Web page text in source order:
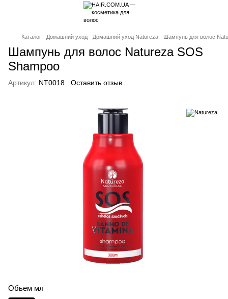
Каталог Домашний уход Домашний уход Natureza Шампунь для волос
Шампунь для волос Natureza SOS
Shampoo
Артикул: NT0018 Оставить отзыв
Обьем мл